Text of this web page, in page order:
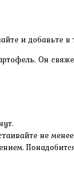
и добавьте в
Он
не